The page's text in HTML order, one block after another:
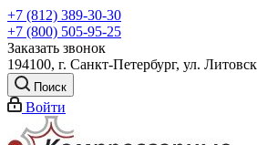
+7 (812) 389-30-30
+7 (800) 505-95-25
Заказать звонок
194100, г. Санкт-Петербург, ул.
Поиск
Войти